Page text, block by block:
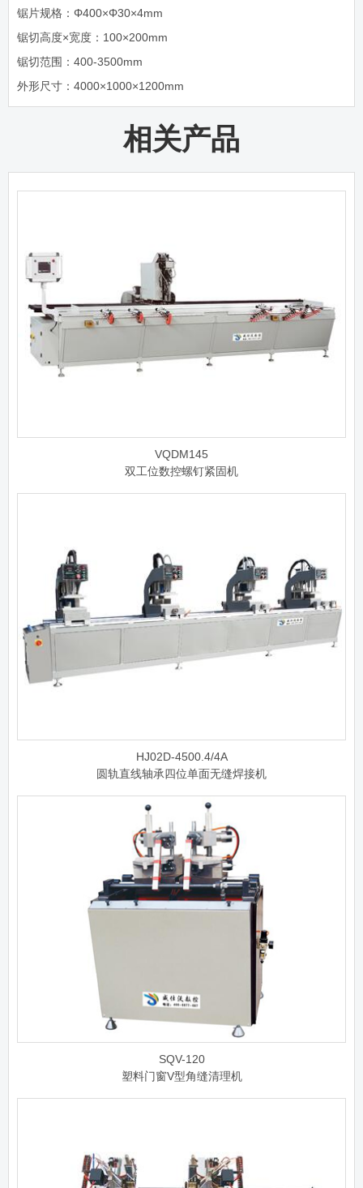
锯片规格：Φ400×Φ30×4mm
锯切高度×宽度：100×200mm
锯切范围：400-3500mm
外形尺寸：4000×1000×1200mm
相关产品
VQDM145
双工位数控螺钉紧固机
HJ02D-4500.4/4A
圆轨直线轴承四位单面无缝焊接机
SQV-120
塑料门窗V型角缝清理机